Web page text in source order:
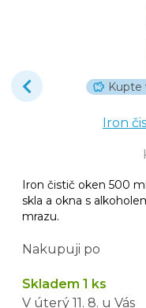
Kupte
Iron
Iron čistič oken 500
skla a okna s
mrazu.
Nakupuji po
Skladem 1 ks
V úterý 11. 8. u Vás